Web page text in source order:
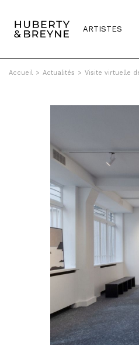
ARTISTES
Accueil > Actualités > Visite virtuelle